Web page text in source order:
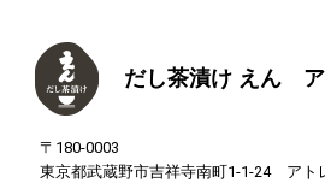
だし茶漬け えん
〒180-0003
東京都武蔵野市吉祥寺南町1-1-24 アト